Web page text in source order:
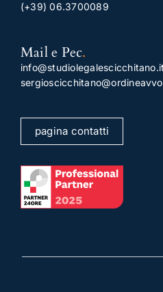
(+39) 06.3700089
Mail e Pec.
info@studiolegalescicchitano.it
pagina contatti